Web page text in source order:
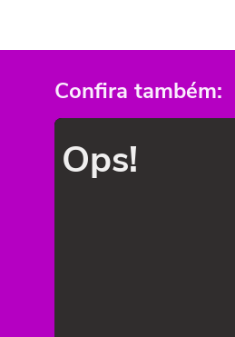
Confira também:
Ops!